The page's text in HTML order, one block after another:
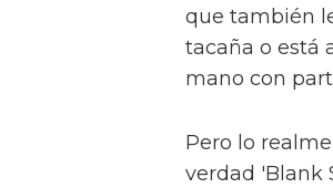
que también
tacaña o está
mano con
Pero lo
verdad 'Blank